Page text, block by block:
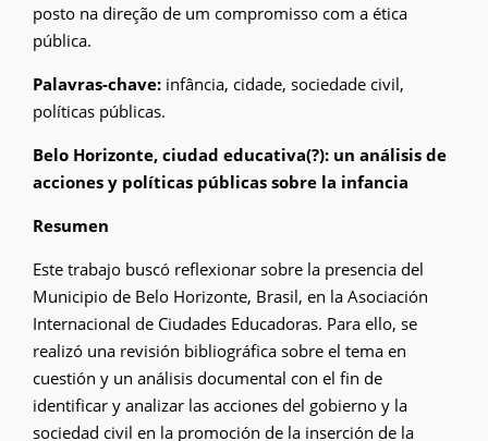
posto na direção de um compromisso com a ética
pública.
Palavras-chave: infância, cidade, sociedade civil,
políticas públicas.
Belo Horizonte, ciudad educativa(?): un análisis de
acciones y políticas públicas sobre la infancia
Resumen
Este trabajo buscó reflexionar sobre la presencia del
Municipio de Belo Horizonte, Brasil, en la Asociación
Internacional de Ciudades Educadoras. Para ello, se
realizó una revisión bibliográfica sobre el tema en
cuestión y un análisis documental con el fin de
identificar y analizar las acciones del gobierno y la
sociedad civil en la promoción de la inserción de la